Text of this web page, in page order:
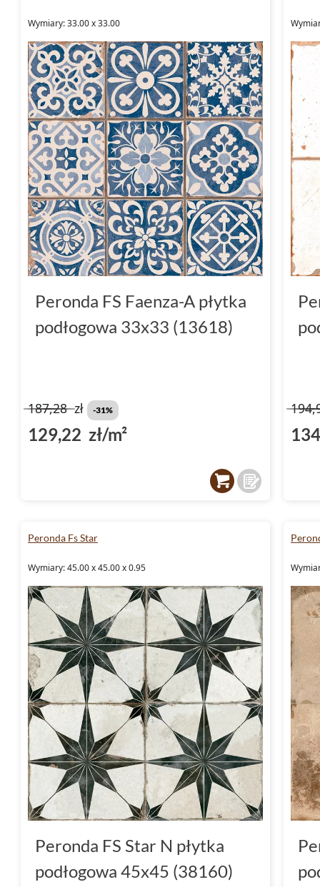
Wymiary: 33.00 x 33.00
Peronda FS Faenza-A płytka
podłogowa 33x33 (13618)
187,28zł -31%
129,22 zł/m²
Peronda Fs Star
Wymiary: 45.00 x 45.00 x 0.95
Peronda FS Star N płytka
podłogowa 45x45 (38160)